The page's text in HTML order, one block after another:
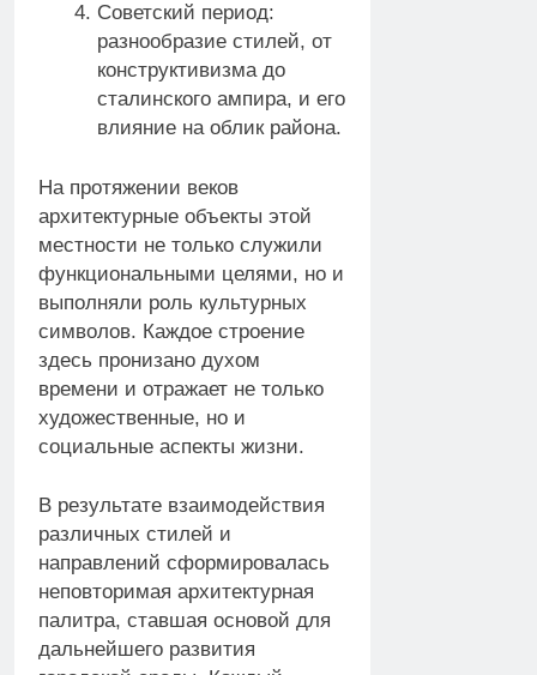
Советский период:
разнообразие стилей, от
конструктивизма до
сталинского ампира, и его
влияние на облик района.
На протяжении веков
архитектурные объекты этой
местности не только служили
функциональными целями, но и
выполняли роль культурных
символов. Каждое строение
здесь пронизано духом
времени и отражает не только
художественные, но и
социальные аспекты жизни.
В результате взаимодействия
различных стилей и
направлений сформировалась
неповторимая архитектурная
палитра, ставшая основой для
дальнейшего развития